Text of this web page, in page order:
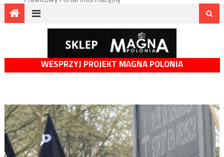
WESPRZYJ PROJEKT MAGNA POLONIA